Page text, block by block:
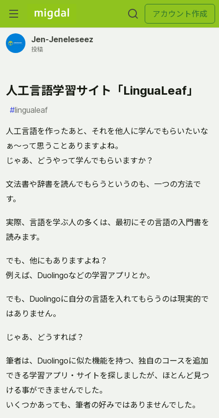
アカウント作成
Jen-Jeneleseez
投稿
人工言語学習サイト「LinguaLeaf」
#lingualeaf
人工言語を作ったあと、それを他人に学んでもらいたいな
ぁ〜って思うことありますよね。
じゃあ、どうやって学んでもらいますか？
文法書や辞書を読んでもらうというのも、一つの方法で
す。
実際、言語を学ぶ人の多くは、最初にその言語の入門書を
読みます。
でも、他にもありますよね？
例えば、Duolingoなどの学習アプリとか。
でも、Duolingoに自分の言語を入れてもらうのは現実的で
はありません。
じゃあ、どうすれば？
筆者は、Duolingoに似た機能を持つ、独自のコースを追加
できる学習アプリ・サイトを探しましたが、ほとんど見つ
ける事ができませんでした。
いくつかあっても、筆者の好みではありませんでした。